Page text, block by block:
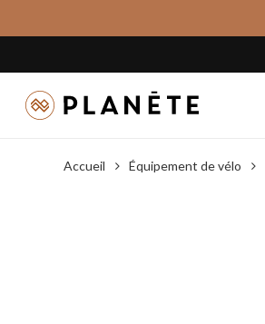
to
content
Accueil Équipement de vélo